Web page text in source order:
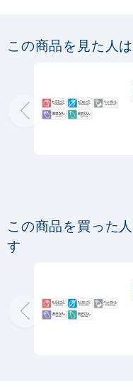
レート:も
この商品を見た人
この商品を買った
す